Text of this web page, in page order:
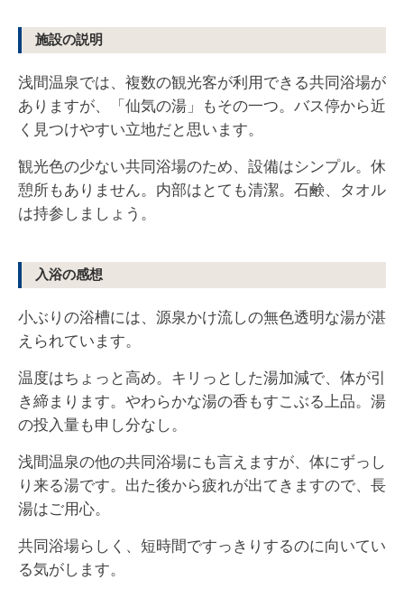
施設の説明
浅間温泉では、複数の観光客が利用できる共同浴場が
ありますが、「仙気の湯」もその一つ。バス停から近
く見つけやすい立地だと思います。
観光色の少ない共同浴場のため、設備はシンプル。休
憩所もありません。内部はとても清潔。石鹸、タオル
は持参しましょう。
入浴の感想
小ぶりの浴槽には、源泉かけ流しの無色透明な湯が湛
えられています。
温度はちょっと高め。キリっとした湯加減で、体が引
き締まります。やわらかな湯の香もすこぶる上品。湯
の投入量も申し分なし。
浅間温泉の他の共同浴場にも言えますが、体にずっし
り来る湯です。出た後から疲れが出てきますので、長
湯はご用心。
共同浴場らしく、短時間ですっきりするのに向いてい
る気がします。